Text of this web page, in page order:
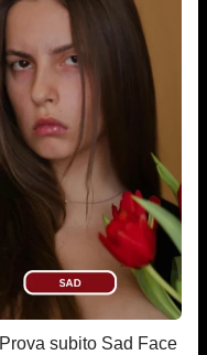
subito Sad Face